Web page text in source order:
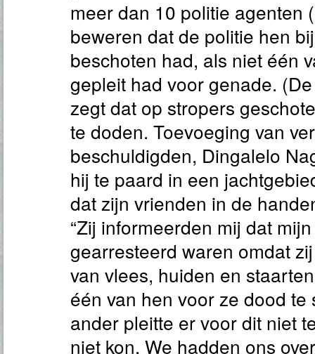
meer dan 10 politie agenten
beweren dat de politie hen
beschoten had, als niet één
gepleit had voor genade.
zegt dat op stropers
te doden. Toevoeging van
beschuldigden, Dingalelo
hij te paard in een
dat zijn vrienden in de
“Zij informeerden mij dat
gearresteerd waren omdat
van vlees, huiden en
één van hen voor ze dood
ander pleitte er voor dit niet
niet kon. We hadden ons